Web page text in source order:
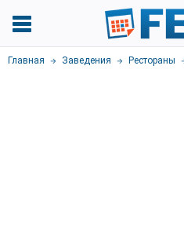
Главная Заведения Рестораны